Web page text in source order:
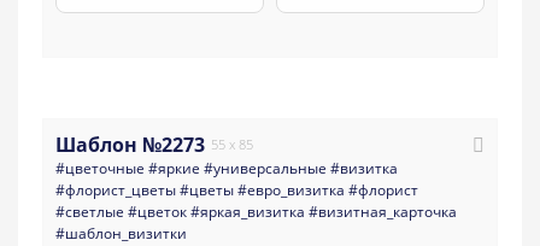
Шаблон №2273 55 x 85
#цветочные #яркие #универсальные #визитка
#флорист_цветы#цветы#евро_визитка #флорист
#светлые #цветок#яркая_визитка #визитная_карточка
#шаблон_визитки